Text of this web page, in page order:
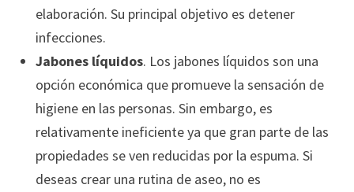
elaboración. Su principal objetivo es detener
infecciones.
Jabones líquidos. Los jabones líquidos son una
opción económica que promueve la sensación de
higiene en las personas. Sin embargo, es
relativamente ineficiente ya que gran parte de las
propiedades se ven reducidas por la espuma. Si
deseas crear una rutina de aseo, no es